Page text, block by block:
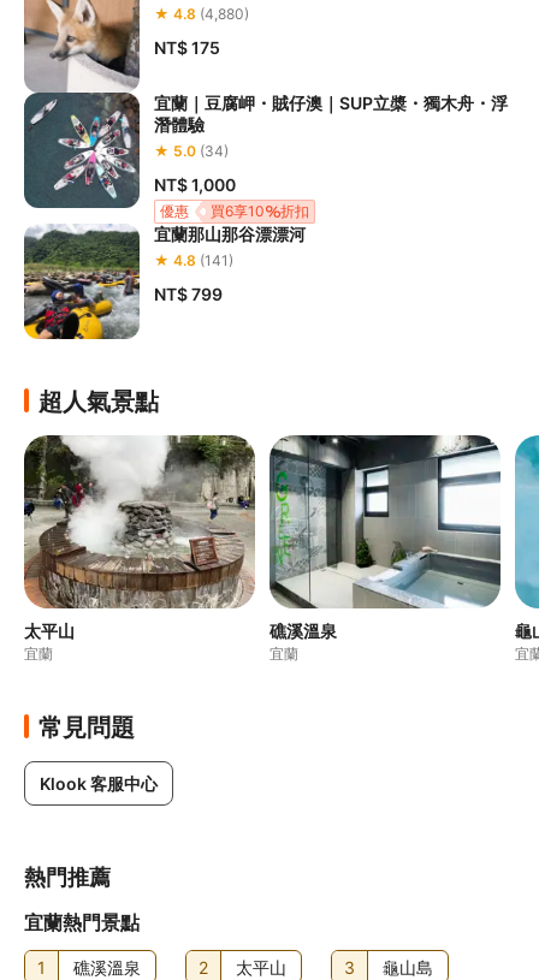
★ 4.8 (4,880)
NT$ 175
宜蘭｜豆腐岬・賊仔澳｜SUP立槳・獨木舟・浮
潛體驗
★ 5.0 (34)
NT$ 1,000
買6享10 折扣
優惠
宜蘭那山那谷漂漂河
★ 4.8 (141)
NT$ 799
超人氣景點
太平山
宜蘭
礁溪溫泉
宜蘭
龜
宜
常見問題
Klook 客服中心
熱門推薦
宜蘭熱門景點
1 礁溪溫泉 2 太平山 3 龜山島